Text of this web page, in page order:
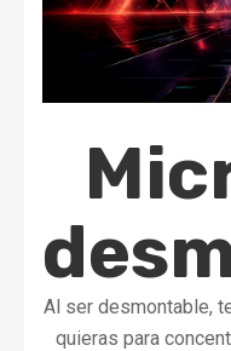
Al ser desmontable,
quieras para